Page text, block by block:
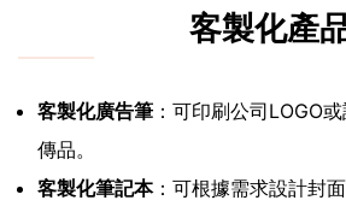
客製化產
客製化廣告筆 ：可印刷公司LOGO
傳品。
客製化筆記本：可根據需求設計封面